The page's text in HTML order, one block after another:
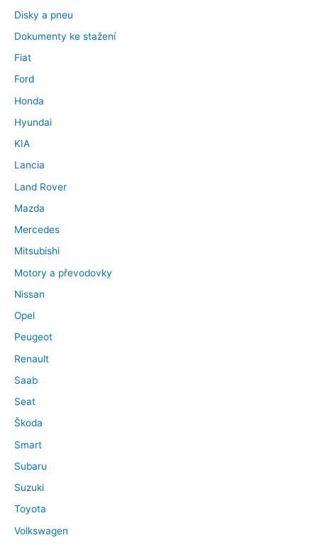
Disky a pneu
Dokumenty ke stažení
Fiat
Ford
Honda
Hyundai
KIA
Lancia
Land Rover
Mazda
Mercedes
Mitsubishi
Motory a převodovky
Nissan
Opel
Peugeot
Renault
Saab
Seat
Škoda
Smart
Subaru
Suzuki
Toyota
Volkswagen